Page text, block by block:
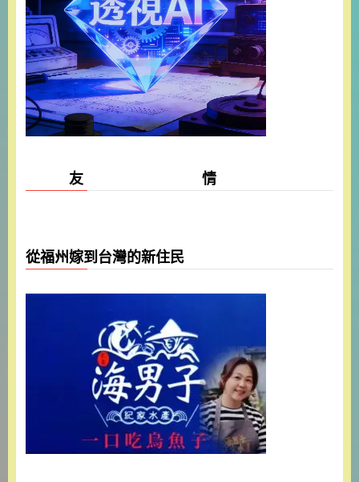
友 情
從福州嫁到台灣的新住民